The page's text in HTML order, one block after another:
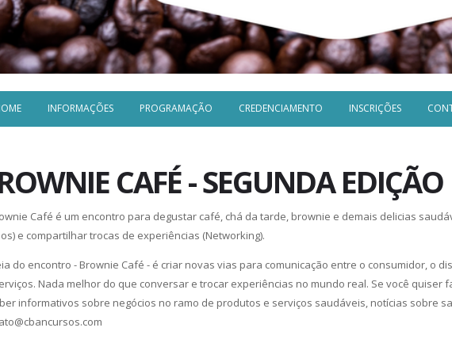
INFORMAÇÕES PROGRAMAÇÃO CREDENCIAMENTO INSCRIÇÕES
CAFÉ - SEGUNDA EDIÇÃO
Café é um encontro para degustar café, chá da tarde, brownie e demais delicias
e compartilhar trocas de experiências (Networking).
do encontro - Brownie Café - é criar novas vias para comunicação entre o consumidor, o
Nada melhor do que conversar e trocar experiências no mundo real. Se você
informativos sobre negócios no ramo de produtos e serviços saudáveis, notícias sobre